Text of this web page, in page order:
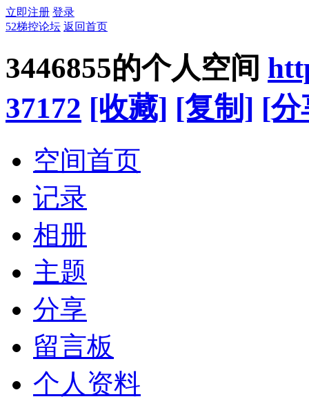
立即注册 登录
52梯控论坛 返回首页
3446855的个人空间
37172 [收藏] [复制] [分
空间首页
记录
相册
主题
分享
留言板
个人资料